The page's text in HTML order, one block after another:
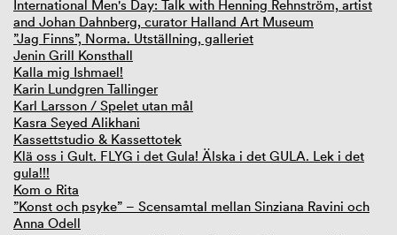
International Men's Day: Talk with Henning Rehnström, artist
and Johan Dahnberg, curator Halland Art Museum
”Jag Finns”, Norma. Utställning, galleriet
Jenin Grill Konsthall
Kalla mig Ishmael!
Karin Lundgren Tallinger
Karl Larsson / Spelet utan mål
Kasra Seyed Alikhani
Kassettstudio & Kassettotek
Klä oss i Gult. FLYG i det Gula! Älska i det GULA. Lek i det
gula!!!
Kom o Rita
”Konst och psyke” – Scensamtal mellan Sinziana Ravini och
Anna Odell